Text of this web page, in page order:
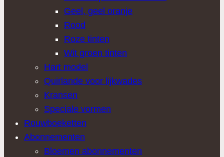
Geel, geel oranje
Rood
Roze tinten
Wit groen tinten
Hart model
Quirlande voor lijkwades
Kransen
Speciale vormen
Rouwboeketten
Abonnementen
Bloemen abonnementen